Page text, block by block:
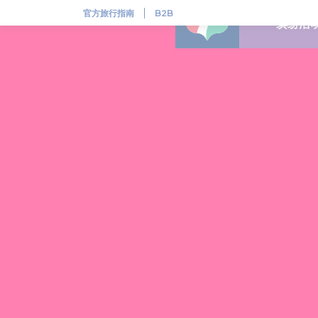
官方旅行指南 B2B
缤纷活